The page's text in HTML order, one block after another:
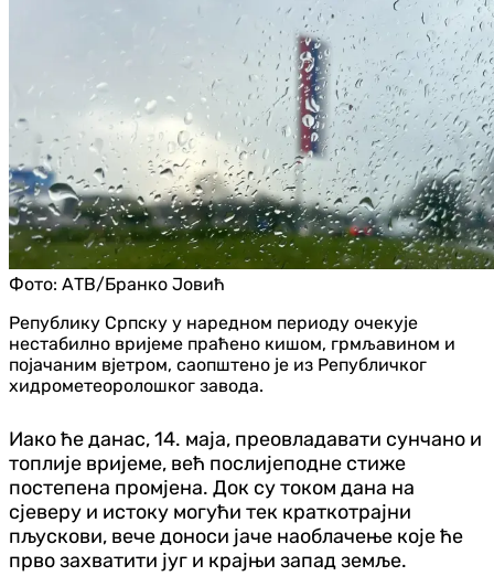
Фото: АТВ/Бранко Јовић
Републику Српску у наредном периоду очекује
нестабилно вријеме праћено кишом, грмљавином и
појачаним вјетром, саопштено је из Републичког
хидрометеоролошког завода.
Иако ће данас, 14. маја, преовладавати сунчано и
топлије вријеме, већ послијеподне стиже
постепена промјена. Док су током дана на
сјеверу и истоку могући тек краткотрајни
пљускови, вече доноси јаче наоблачење које ће
прво захватити југ и крајњи запад земље.